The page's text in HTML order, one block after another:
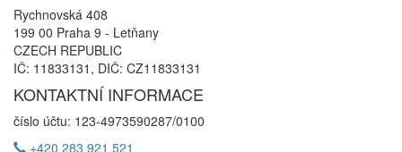
Rychnovská 408
199 00 Praha 9 - Letňany
CZECH REPUBLIC
IČ: 11833131, DIČ: CZ11833131
KONTAKTNÍ INFORMACE
číslo účtu: 123-4973590287/0100
+420 283 921 521